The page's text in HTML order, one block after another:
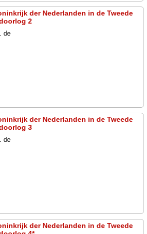
der Nederlanden in de Tweede
2
de
der Nederlanden in de Tweede
3
de
der Nederlanden in de Tweede